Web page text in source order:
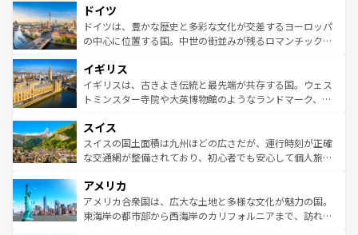
せる。地方によって風土や気候が異なるスペインはその個
性で訪れる人を魅了する。 なお、新着のスペイン情報は コ
ンテンツ一覧を参照してほしい。
で、幅広い魅力が詰まっている。華麗な宮殿、歴史的な大
聖堂、美しいビーチ、そして豊かな自然が、訪れる者を心
から魅了する。また、フランスは美食の国としても知ら
いる。シャンパンの発祥地であるランス、プロヴァンスの
香り高いラベンダー畑など、多彩な楽しみ方が可能だ。さ
らに、パリ以外の地域にも魅力が溢れており、どの街角に
れる地方に足を運ぶとそれぞれで全く異なる文化を体験で
きるだろう。 なお、新着のフランス情報はコンテンツ一覧
を参照してほしい。
ドイツ
ドイツは、豊かな歴史と多彩な文化が交差するヨーロッパ
の中心に位置する国。中世の街並みが残るロマンチック街
顔を持つこの国は、どこを歩いても飽きることがない。ベ
ルリンの文化的活気、バイエルン州のアルプスの絶景、そ
してライン川沿いのワイン畑といった風景は必見。ビール
は、お酒好きな人にはぜひ体験してほしい。 なお、新着の
ドイツ情報はコンテンツ一覧を参照してほしい。
イギリス
イギリスは、古きよき伝統と最先端が共存する国。ウェス
トミンスター寺院や大英博物館のようなランドマーク、歴
リアごとに異なる魅力がある。また、優雅なアフタヌーン
ティー、ビール好きにはたまらない英国パブ、サッカー観
戦など、本場だからこそできる体験も豊富。イギリスを旅
ンツ一覧を参照してほしい。
スイス
スイスの国土面積は九州ほどの広さだが、運行時刻が正確
な交通網が整備されており、初心者でも安心して個人旅行
の建物がそのまま残る町や、スイスならではのユニークな
博物館もあり、アルプス観光だけでなく町歩きも満喫する
ことができる。国民の所得が高いため物価も高いが、旅行
アメリカ
アメリカ合衆国は、広大な土地と多様な文化が魅力の国。
東海岸の都市部から西海岸のカリフォルニアまで、訪れる